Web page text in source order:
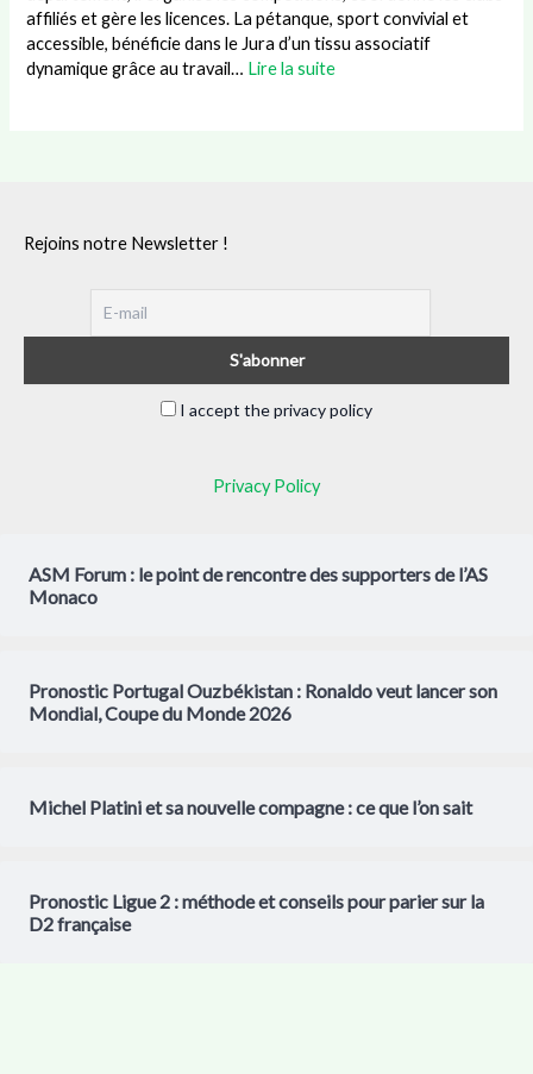
affiliés et gère les licences. La pétanque, sport convivial et
accessible, bénéficie dans le Jura d’un tissu associatif
dynamique grâce au travail… Lire la suite
Rejoins notre Newsletter !
I accept the privacy policy
Privacy Policy
ASM Forum : le point de rencontre des supporters de l’AS
Monaco
Pronostic Portugal Ouzbékistan : Ronaldo veut lancer son
Mondial, Coupe du Monde 2026
Michel Platini et sa nouvelle compagne : ce que l’on sait
Pronostic Ligue 2 : méthode et conseils pour parier sur la
D2 française